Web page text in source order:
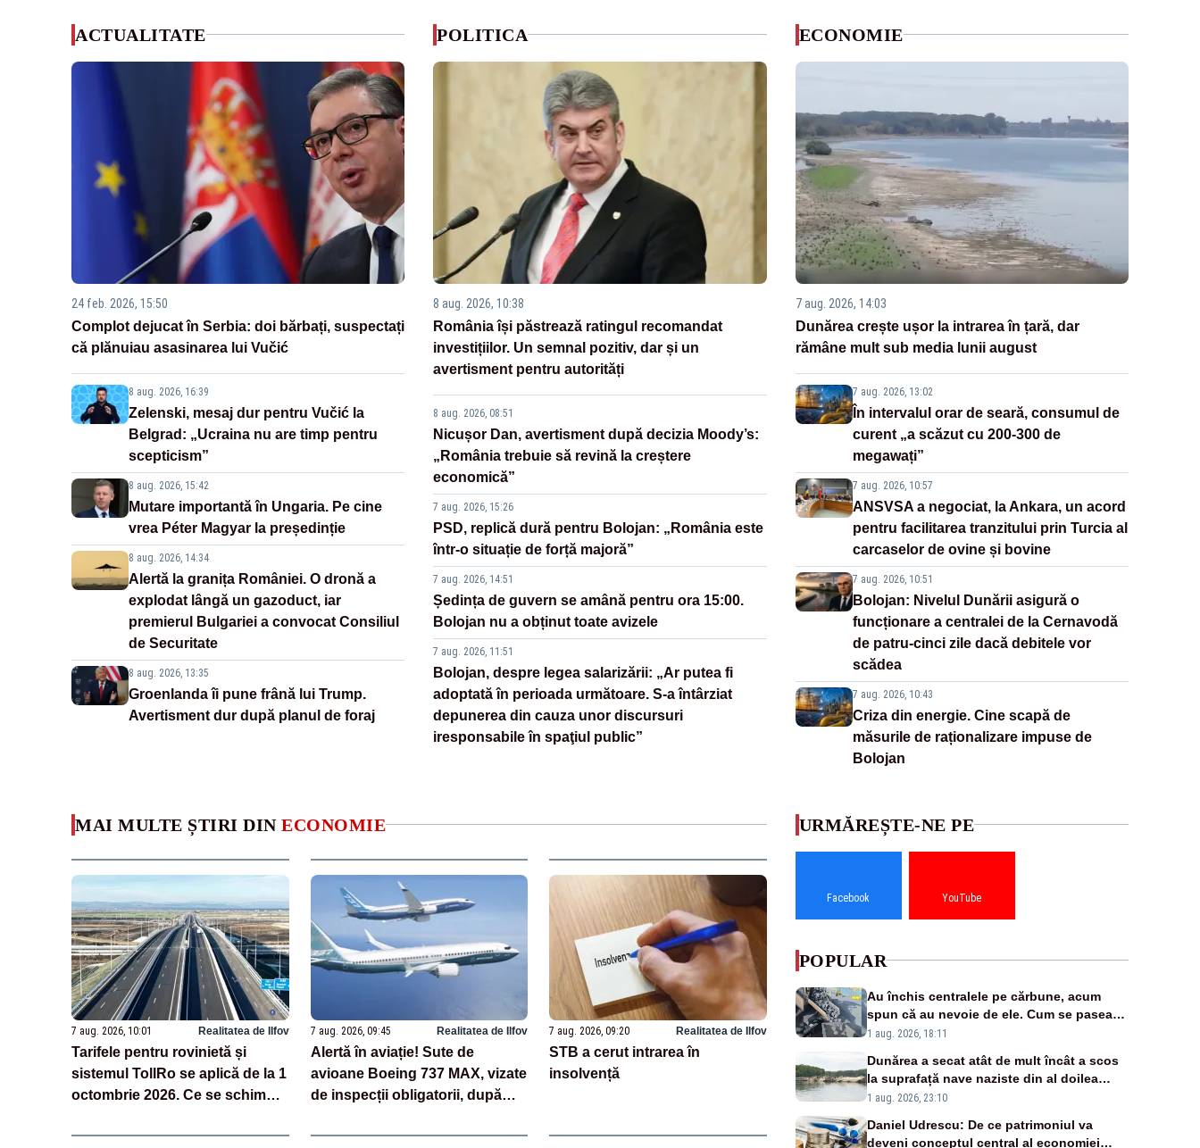
ACTUALITATE
24 feb. 2026, 15:50
Complot dejucat în Serbia: doi bărbați, suspectați
că plănuiau asasinarea lui Vučić
8 aug. 2026, 16:39
Zelenski, mesaj dur pentru Vučić la
Belgrad: „Ucraina nu are timp pentru
scepticism”
8 aug. 2026, 15:42
Mutare importantă în Ungaria. Pe cine
vrea Péter Magyar la președinție
8 aug. 2026, 14:34
Alertă la granița României. O dronă a
explodat lângă un gazoduct, iar
premierul Bulgariei a convocat Consiliul
de Securitate
8 aug. 2026, 13:35
Groenlanda îi pune frână lui Trump.
Avertisment dur după planul de foraj
POLITICA
8 aug. 2026, 10:38
România își păstrează ratingul recomandat
investițiilor. Un semnal pozitiv, dar și un
avertisment pentru autorități
8 aug. 2026, 08:51
Nicușor Dan, avertisment după decizia Moody’s:
„România trebuie să revină la creștere
economică”
7 aug. 2026, 15:26
PSD, replică dură pentru Bolojan: „România este
într-o situație de forță majoră”
7 aug. 2026, 14:51
Ședința de guvern se amână pentru ora 15:00.
Bolojan nu a obținut toate avizele
7 aug. 2026, 11:51
Bolojan, despre legea salarizării: „Ar putea fi
adoptată în perioada următoare. S-a întârziat
depunerea din cauza unor discursuri
iresponsabile în spaţiul public”
ECONOMIE
7 aug. 2026, 14:03
Dunărea crește ușor la intrarea în țară, dar
rămâne mult sub media lunii august
7 aug. 2026, 13:02
În intervalul orar de seară, consumul de
curent „a scăzut cu 200-300 de
megawați”
7 aug. 2026, 10:57
ANSVSA a negociat, la Ankara, un acord
pentru facilitarea tranzitului prin Turcia al
carcaselor de ovine și bovine
7 aug. 2026, 10:51
Bolojan: Nivelul Dunării asigură o
funcționare a centralei de la Cernavodă
de patru-cinci zile dacă debitele vor
scădea
7 aug. 2026, 10:43
Criza din energie. Cine scapă de
măsurile de raționalizare impuse de
Bolojan
MAI MULTE ȘTIRI DIN ECONOMIE
7 aug. 2026, 10:01 Realitatea de Ilfov
Tarifele pentru rovinietă și
sistemul TollRo se aplică de la 1
octombrie 2026. Ce se schimbă
7 aug. 2026, 09:45 Realitatea de Ilfov
Alertă în aviație! Sute de
avioane Boeing 737 MAX, vizate
de inspecții obligatorii, după
fuselaj
7 aug. 2026, 09:20 Realitatea de Ilfov
STB a cerut intrarea în
insolvență
URMĂREȘTE-NE PE
Facebook YouTube
POPULAR
Au închis centralele pe cărbune, acum
spun că au nevoie de ele. Cum se pasează
vina în plină criză energetică
1 aug. 2026, 18:11
Dunărea a secat atât de mult încât a scos
la suprafață nave naziste din al doilea
război mondial
1 aug. 2026, 23:10
Daniel Udrescu: De ce patrimoniul va
deveni conceptul central al economiei